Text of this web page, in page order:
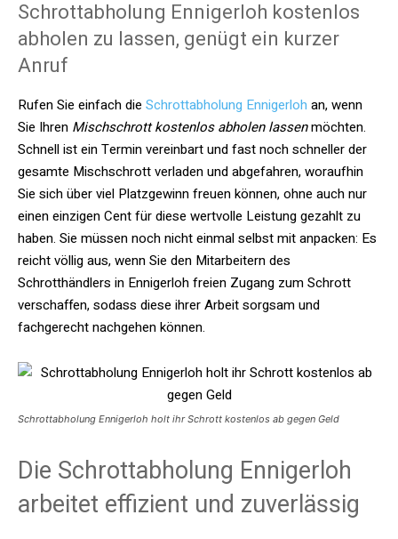
Schrottabholung Ennigerloh kostenlos
abholen zu lassen, genügt ein kurzer
Anruf
Rufen Sie einfach die Schrottabholung Ennigerloh an, wenn
Sie Ihren Mischschrott kostenlos abholen lassenmöchten.
Schnell ist ein Termin vereinbart und fast noch schneller der
gesamte Mischschrott verladen und abgefahren, woraufhin
Sie sich über viel Platzgewinn freuen können, ohne auch nur
einen einzigen Cent für diese wertvolle Leistung gezahlt zu
haben. Sie müssen noch nicht einmal selbst mit anpacken: Es
reicht völlig aus, wenn Sie den Mitarbeitern des
Schrotthändlers in Ennigerloh freien Zugang zum Schrott
verschaffen, sodass diese ihrer Arbeit sorgsam und
fachgerecht nachgehen können.
Schrottabholung Ennigerloh holt ihr Schrott kostenlos ab gegen Geld
Die Schrottabholung Ennigerloh
arbeitet effizient und zuverlässig